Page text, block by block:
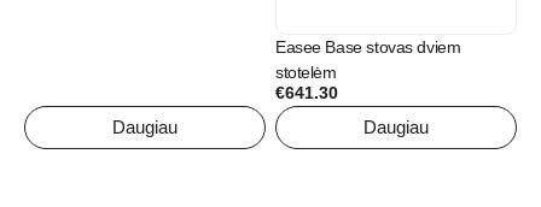
Daugiau
Easee Base stovas dviem
stotelėm
€641.30
Daugiau